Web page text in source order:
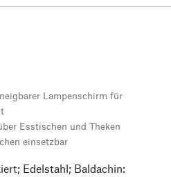
Lampenschirm für
Esstischen und Theken
einsetzbar
Edelstahl; Baldachin: